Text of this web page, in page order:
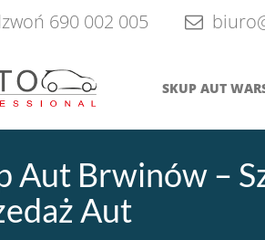
690 002 005
SKUP AUT
Aut Brwinów –
Aut